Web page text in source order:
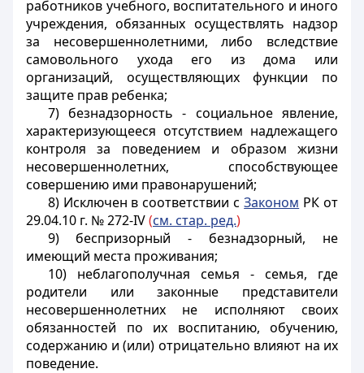
работников учебного, воспитательного и иного
учреждения, обязанных осуществлять надзор
за несовершеннолетними, либо вследствие
самовольного ухода его из дома или
организаций, осуществляющих функции по
защите прав ребенка;
7) безнадзорность - социальное явление,
характеризующееся отсутствием надлежащего
контроля за поведением и образом жизни
несовершеннолетних, способствующее
совершению ими правонарушений;
8) Исключен в соответствии сЗаконом РК от
29.04.10 г. № 272-IV(см. стар. ред.)
9) беспризорный - безнадзорный, не
имеющий места проживания;
10) неблагополучная семья - семья, где
родители или законные представители
несовершеннолетних не исполняют своих
обязанностей по их воспитанию, обучению,
содержанию и (или) отрицательно влияют на их
поведение.